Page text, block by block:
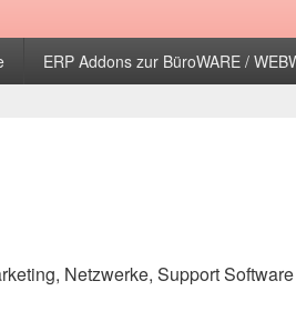
& Computer
ERP Addons zur BüroWARE /
Netzwerke, Support Software